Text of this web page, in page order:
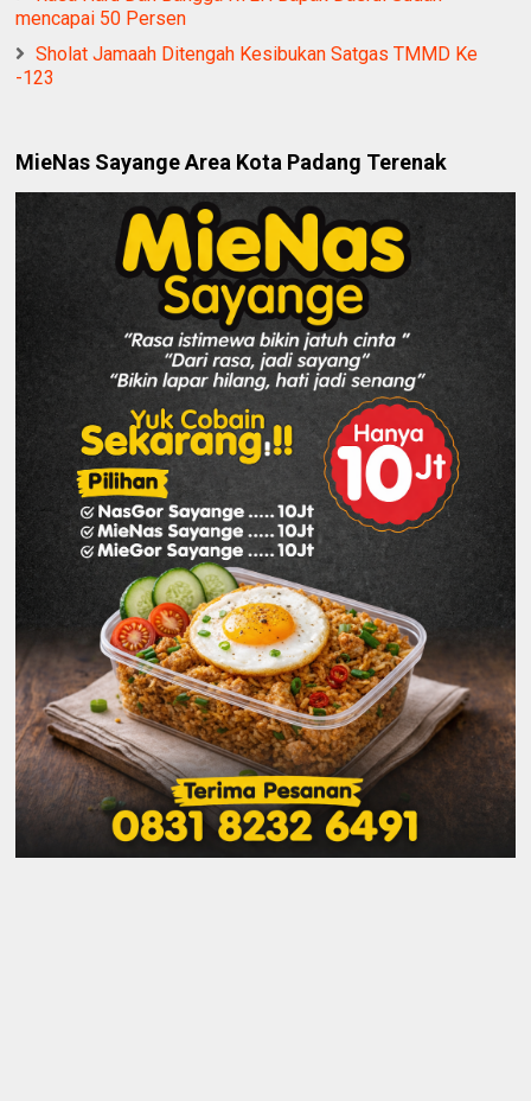
mencapai 50 Persen
Sholat Jamaah Ditengah Kesibukan Satgas TMMD Ke
-123
MieNas Sayange Area Kota Padang Terenak